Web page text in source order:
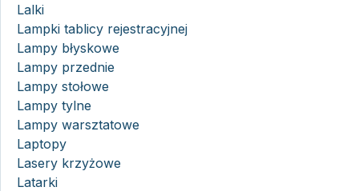
Lalki
Lampki tablicy rejestracyjnej
Lampy błyskowe
Lampy przednie
Lampy stołowe
Lampy tylne
Lampy warsztatowe
Laptopy
Lasery krzyżowe
Latarki